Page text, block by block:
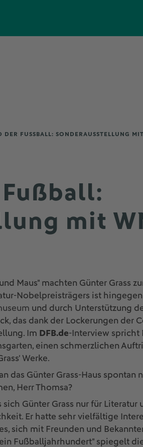
DER FUSSBALL: SONDERAUSSTELLUNG
Fußball:
mit
Maus" machten Günter Grass
Nobelpreisträgers ist
und durch Unterstützung
das dank der Lockerungen der
Im DFB.de-Interview spricht
einen schmerzlichen
Werke.
das Günter Grass-Haus spontan
Herr Thomsa?
sich Günter Grass nur für Literatur
Er hatte sehr vielfältige
sich mit Freunden und
Fußballjahrhundert" spiegelt